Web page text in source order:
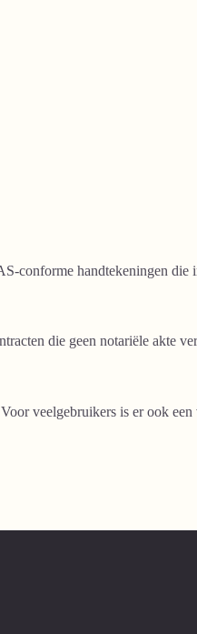
conforme handtekeningen die
die geen notariële akte
veelgebruikers is er ook